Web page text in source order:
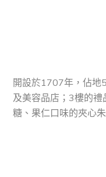
開設於1707年，佔地
及美容品店；3樓的
糖、果仁口味的夾心